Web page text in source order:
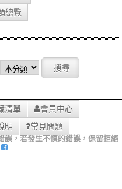
總覽
清單
會員中心
明 常見問題
誤，若發生不慎的錯誤，保留拒絕